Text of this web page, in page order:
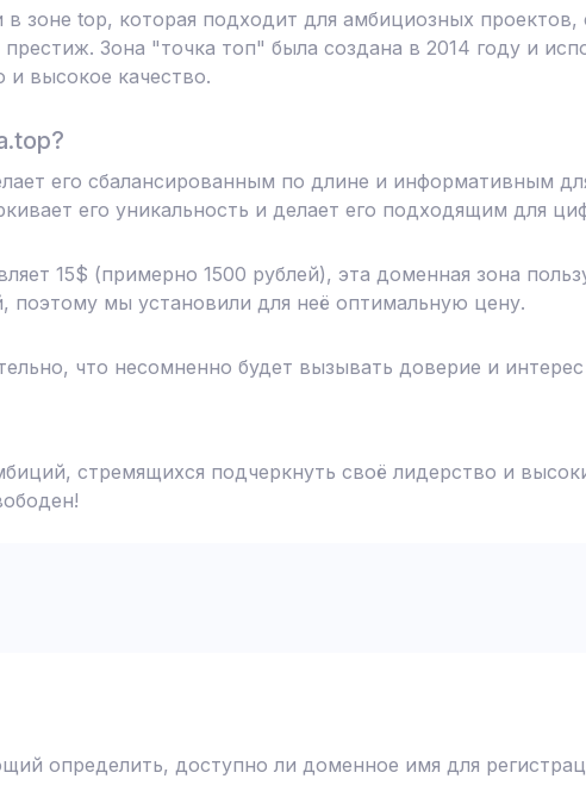
зоне top, которая подходит для амбициозных проектов,
Зона "точка топ" была создана в 2014 году и
высокое качество.
его сбалансированным по длине и информативным
его уникальность и делает его подходящим для
15$ (примерно 1500 рублей), эта доменная зона
поэтому мы установили для неё оптимальную цену.
что несомненно будет вызывать доверие и
стремящихся подчеркнуть своё лидерство и
определить, доступно ли доменное имя для